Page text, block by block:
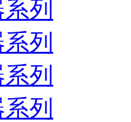
列
列
列
列